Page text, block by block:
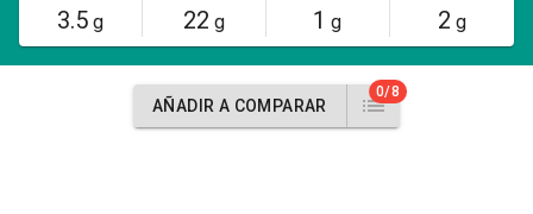
3.5g 22 g 1 g 2 g
AÑADIR A COMPARAR
0/8